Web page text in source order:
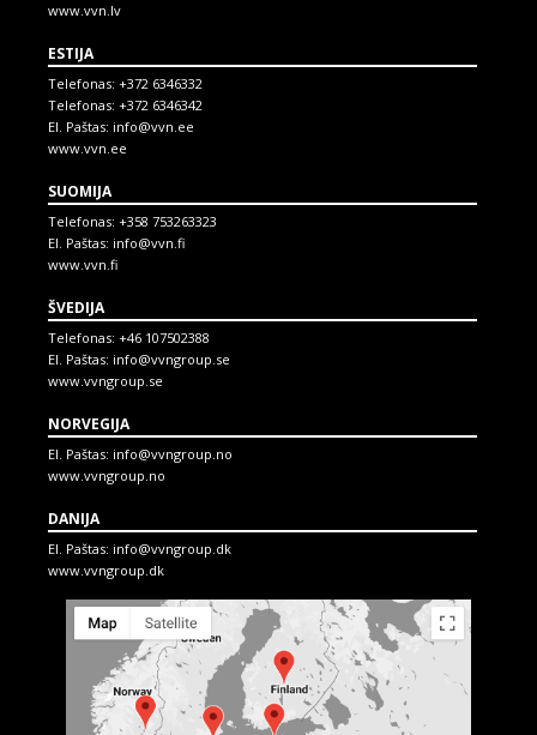
www.vvn.lv
ESTIJA
Telefonas: +372 6346332
Telefonas: +372 6346342
El. Paštas: info@vvn.ee
www.vvn.ee
SUOMIJA
Telefonas: +358 753263323
El. Paštas: info@vvn.fi
www.vvn.fi
ŠVEDIJA
Telefonas: +46 107502388
El. Paštas: info@vvngroup.se
www.vvngroup.se
NORVEGIJA
El. Paštas: info@vvngroup.no
www.vvngroup.no
DANIJA
El. Paštas: info@vvngroup.dk
www.vvngroup.dk